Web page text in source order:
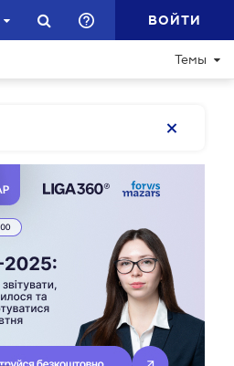
ВОЙТИ
Темы